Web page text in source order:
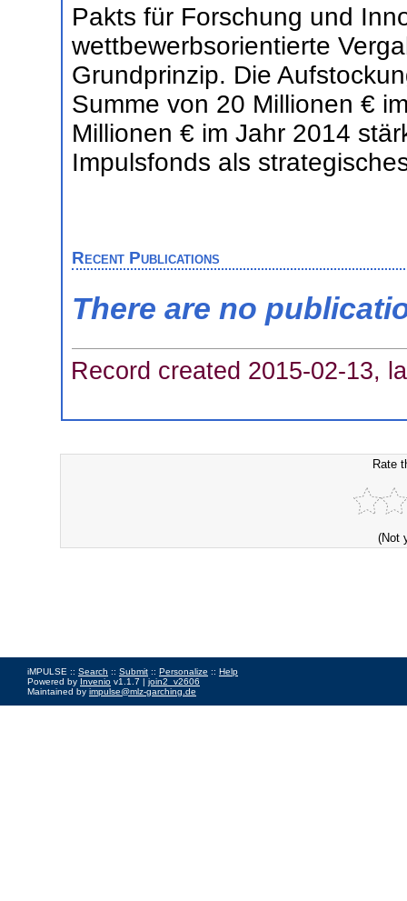
Pakts für Forschung und
wettbewerbsorientierte
Grundprinzip. Die
Summe von 20 Millionen €
Millionen € im Jahr 2014
Impulsfonds als
Recent Publications
There are no
Record created 2015-02-13,
Rate
(Not
iMPULSE :: Search :: Submit :: Personalize :: Help
Powered by Invenio v1.1.7 | join2_v2606
Maintained by impulse@mlz-garching.de